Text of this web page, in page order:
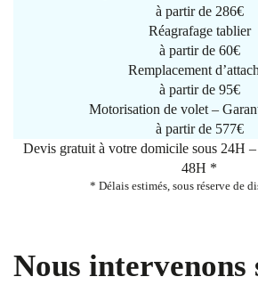
à partir de 286€
Réagrafage tablier
à partir de 60€
Remplacement
à partir de 95€
Motorisation de volet –
à partir de 577€
Devis gratuit à votre domicile sous 24H
48H *
* Délais estimés, sous réserve de
Nous intervenons